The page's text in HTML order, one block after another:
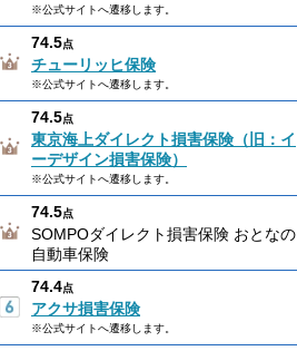
※公式サイトへ遷移します。
74.5点
チューリッヒ保険
※公式サイトへ遷移します。
74.5点
東京海上ダイレクト損害保険（旧：イ
ーデザイン損害保険）
※公式サイトへ遷移します。
74.5点
SOMPOダイレクト損害保険 おとなの
自動車保険
74.4点
アクサ損害保険
※公式サイトへ遷移します。